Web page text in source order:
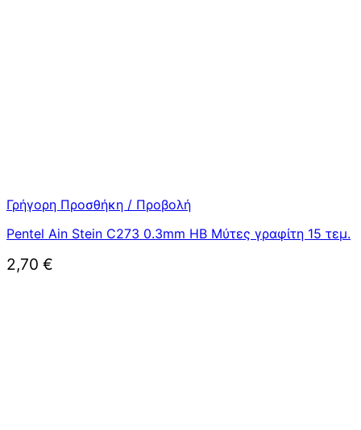
Γρήγορη Προσθήκη / Προβολή
Pentel Ain Stein C273 0.3mm HB Μύτες γραφίτη 15 τεμ.
2,70 €